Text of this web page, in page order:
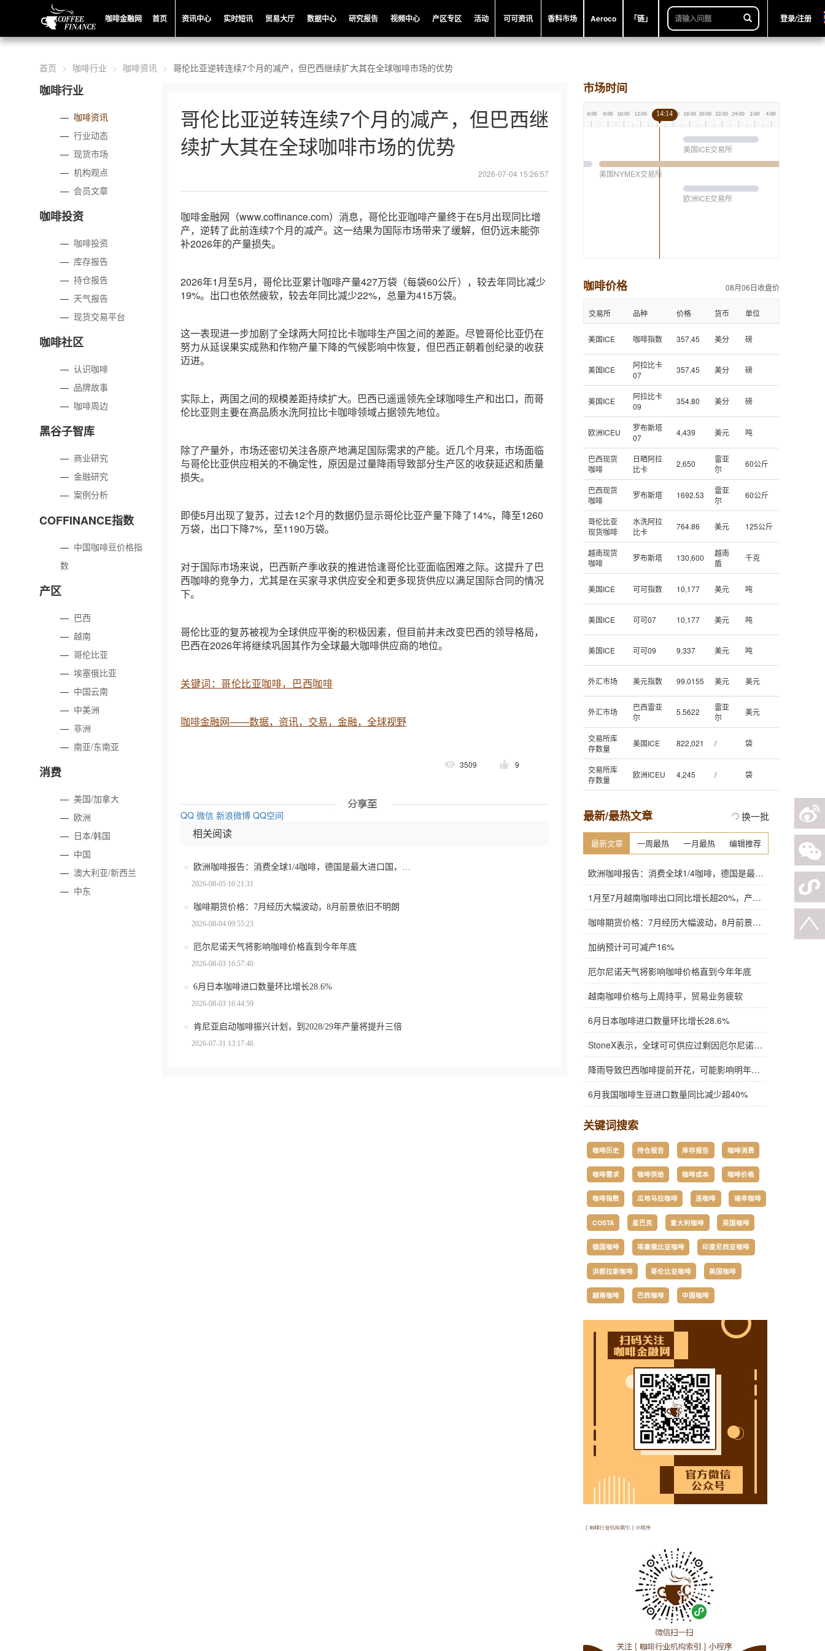
咖啡金融网 首页 资讯中心 实时短讯 贸易大厅 数据中心 研究报告 视频中心 产区专区 活动 可可资讯 香料市场 Aeroco 「链」 登录/注册
首页 咖啡行业 咖啡资讯 哥伦比亚逆转连续7个月的减产，但巴西继续扩大其在全球咖啡市场的优势
咖啡行业
— 咖啡资讯
—行业动态
—现货市场
—机构观点
—会员文章
咖啡投资
— 咖啡投资
— 库存报告
—持仓报告
— 天气报告
—现货交易平台
咖啡社区
—认识咖啡
— 品牌故事
— 咖啡周边
黑谷子智库
— 商业研究
—金融研究
—案例分析
COFFINANCE指数
— 中国咖啡豆价格指
数
产区
— 巴西
—越南
—哥伦比亚
—埃塞俄比亚
— 中国云南
— 中美洲
—非洲
—南亚/东南亚
消费
—美国/加拿大
— 欧洲
— 日本/韩国
— 中国
— 澳大利亚/新西兰
— 中东
哥伦比亚逆转连续7个月的减产，但巴西继
续扩大其在全球咖啡市场的优势
2026-07-04 15:26:57
咖啡金融网（www.coffinance.com）消息，哥伦比亚咖啡产量终于在5月出现同比增
产，逆转了此前连续7个月的减产。这一结果为国际市场带来了缓解，但仍远未能弥
补2026年的产量损失。
2026年1月至5月，哥伦比亚累计咖啡产量427万袋（每袋60公斤），较去年同比减少
19%。出口也依然疲软，较去年同比减少22%，总量为415万袋。
这一表现进一步加剧了全球两大阿拉比卡咖啡生产国之间的差距。尽管哥伦比亚仍在
努力从延误果实成熟和作物产量下降的气候影响中恢复，但巴西正朝着创纪录的收获
迈进。
实际上，两国之间的规模差距持续扩大。巴西已遥遥领先全球咖啡生产和出口，而哥
伦比亚则主要在高品质水洗阿拉比卡咖啡领域占据领先地位。
除了产量外，市场还密切关注各原产地满足国际需求的产能。近几个月来，市场面临
与哥伦比亚供应相关的不确定性，原因是过量降雨导致部分生产区的收获延迟和质量
损失。
即使5月出现了复苏，过去12个月的数据仍显示哥伦比亚产量下降了14%，降至1260
万袋，出口下降7%，至1190万袋。
对于国际市场来说，巴西新产季收获的推进恰逢哥伦比亚面临困难之际。这提升了巴
西咖啡的竞争力，尤其是在买家寻求供应安全和更多现货供应以满足国际合同的情况
下。
哥伦比亚的复苏被视为全球供应平衡的积极因素，但目前并未改变巴西的领导格局，
巴西在2026年将继续巩固其作为全球最大咖啡供应商的地位。
关键词：哥伦比亚咖啡，巴西咖啡
咖啡金融网——数据，资讯，交易，金融，全球视野
3509 9
QQ 微信 新浪微博 QQ空间
相关阅读
2026-08-05 10:21:31
咖啡期货价格：7月经历大幅波动，8月前景依旧不明朗
2026-08-04 09:55:23
厄尔尼诺天气将影响咖啡价格直到今年年底
2026-08-03 16:57:40
6月日本咖啡进口数量环比增长28.6%
2026-08-03 16:44:59
肯尼亚启动咖啡振兴计划，到2028/29年产量将提升三倍
2026-07-31 13:17:46
市场时间
美国ICE交易所
美国NYMEX交易所
欧洲ICE交易所
14:14
咖啡价格 08月06日收盘价
交易所 品种 价格 货币 单位
美国ICE 咖啡指数 357.45 美分 磅
美国ICE
阿拉比卡
07
357.45 美分 磅
美国ICE
阿拉比卡
09
354.80 美分 磅
欧洲ICEU
罗布斯塔
07
4,439 美元 吨
巴西现货
咖啡
日晒阿拉
比卡
2,650
雷亚
尔
60公斤
巴西现货
咖啡
罗布斯塔 1692.53
雷亚
尔
60公斤
哥伦比亚
现货咖啡
水洗阿拉
比卡
764.86 美元 125公斤
越南现货
咖啡
罗布斯塔 130,600
越南
盾
千克
美国ICE 可可指数 10,177 美元 吨
美国ICE 可可07 10,177 美元 吨
美国ICE 可可09 9,337 美元 吨
外汇市场 美元指数 99.0155 美元 美元
外汇市场
巴西雷亚
尔
5.5622
雷亚
尔
美元
交易所库
存数量
美国ICE 822,021 / 袋
交易所库
存数量
欧洲ICEU 4,245 / 袋
最新/最热文章 换一批
最新文章 一周最热 一月最热 编辑推荐
欧洲咖啡报告：消费全球1/4咖啡，德国是最大进口国，意大利在烘焙咖啡生产中领先
1月至7月越南咖啡出口同比增长超20%，产量也将是过去四年来最高
咖啡期货价格：7月经历大幅波动，8月前景依旧不明朗
加纳预计可可减产16%
厄尔尼诺天气将影响咖啡价格直到今年年底
越南咖啡价格与上周持平，贸易业务疲软
6月日本咖啡进口数量环比增长28.6%
StoneX表示，全球可可供应过剩因厄尔尼诺而萎缩
降雨导致巴西咖啡提前开花，可能影响明年产量，造成近期价格波动极不稳定
6月我国咖啡生豆进口数量同比减少超40%
关键词搜索
咖啡历史 持仓报告 库存报告 咖啡消费
咖啡需求 咖啡供给 咖啡成本 咖啡价格
咖啡指数 瓜地马拉咖啡 连咖啡 瑞幸咖啡
COSTA 星巴克 意大利咖啡 英国咖啡
德国咖啡 埃塞俄比亚咖啡 印度尼西亚咖啡
洪都拉斯咖啡 哥伦比亚咖啡 美国咖啡
越南咖啡 巴西咖啡 中国咖啡